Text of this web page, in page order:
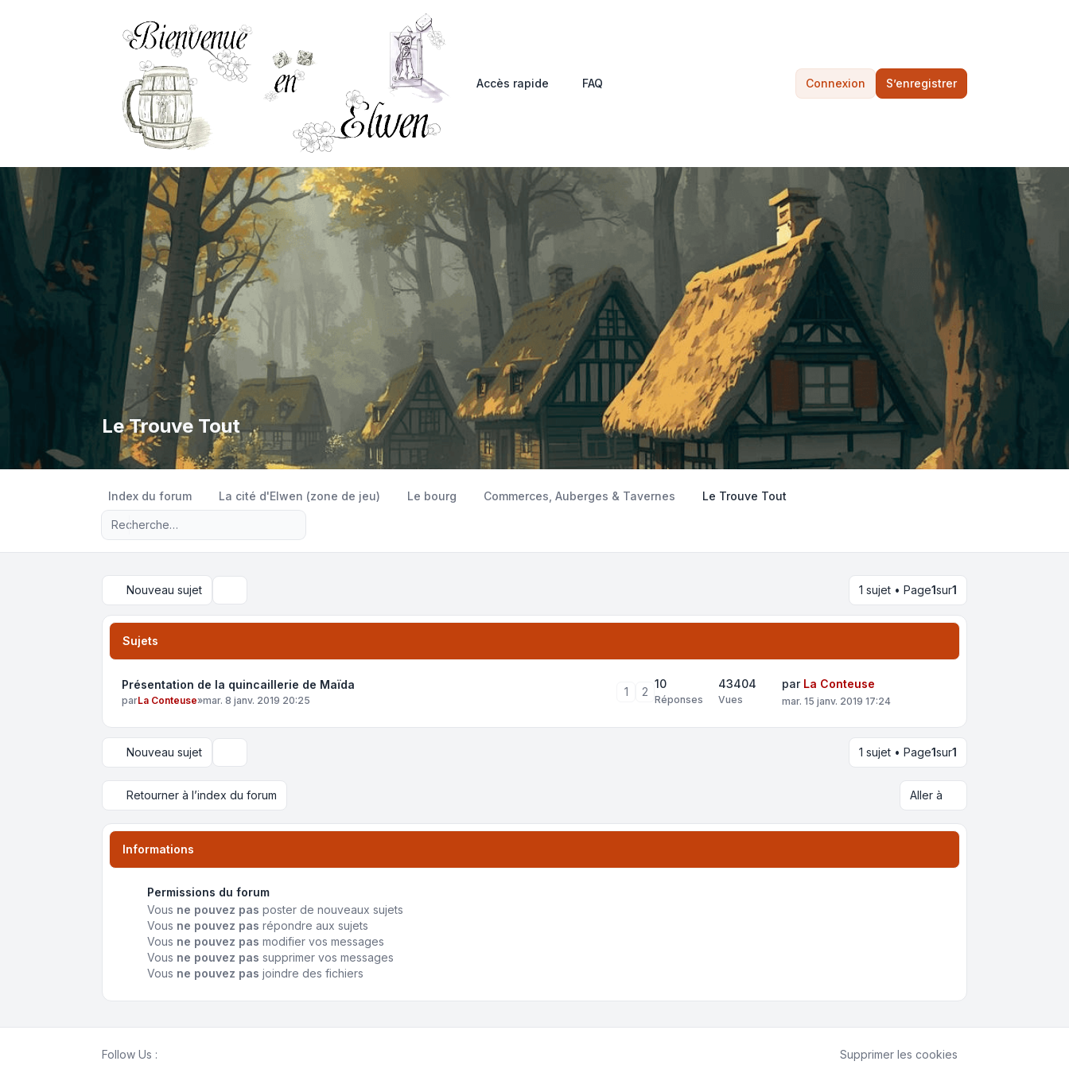
Accès rapide FAQ Connexion S’enregistrer
Le Trouve Tout
Index du forum La cité d'Elwen (zone de jeu) Le bourg Commerces, Auberges & Tavernes Le Trouve Tout
Recherche avancée
Nouveau sujet 1 sujet • Page1sur1
Sujets
Présentation de la quincaillerie de Maïda
parLa Conteuse»mar. 8 janv. 2019 20:25
1 2
10
Réponses
43404
Vues
par La Conteuse
mar. 15 janv. 2019 17:24
Nouveau sujet 1 sujet • Page1sur1
Retourner à l’index du forum Aller à
Informations
Permissions du forum
Vous ne pouvez pas poster de nouveaux sujets
Vous ne pouvez pas répondre aux sujets
Vous ne pouvez pas modifier vos messages
Vous ne pouvez pas supprimer vos messages
Vous ne pouvez pas joindre des fichiers
Follow Us : Supprimer les cookies